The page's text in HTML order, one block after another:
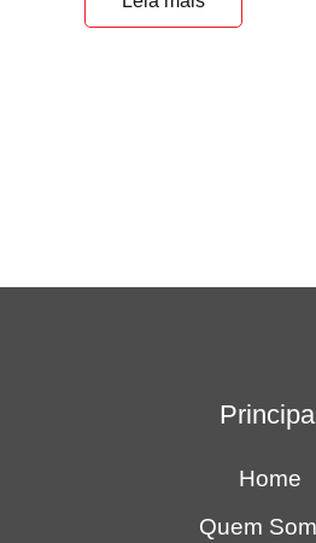
Principal
Home
Quem